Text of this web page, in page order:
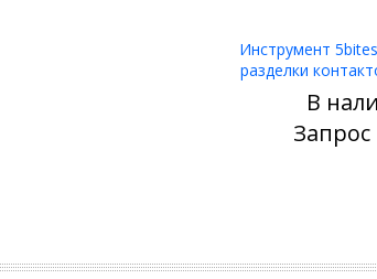
Инструмент
разделки
В